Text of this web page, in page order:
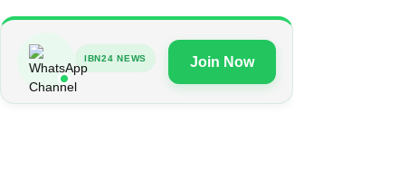
IBN24 NEWS Join Now